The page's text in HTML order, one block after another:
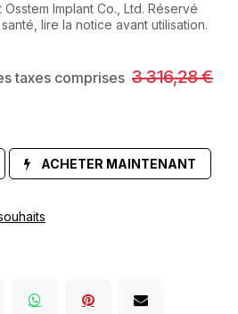
Implant Co., Ltd. Réservé
lire la notice avant utilisation.
taxes comprises 3 316,28€
ACHETER MAINTENANT